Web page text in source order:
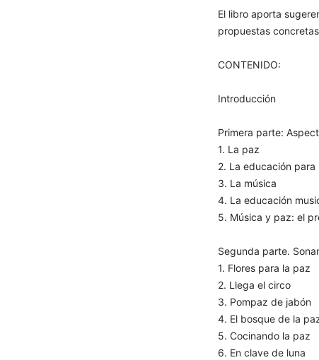
El libro aporta
propuestas
CONTENIDO:
Introducción
Primera parte:
1. La paz
2. La educación para
3. La música
4. La educación
5. Música y paz: el
Segunda parte.
1. Flores para la paz
2. Llega el circo
3. Pompaz de jabón
4. El bosque de la
5. Cocinando la paz
6. En clave de luna